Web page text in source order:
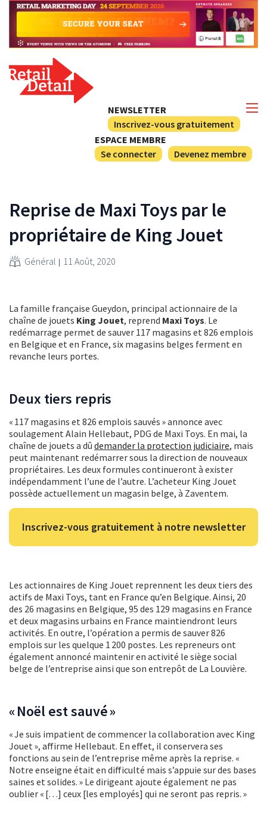
NEWSLETTER
Inscrivez-vous gratuitement
ESPACE MEMBRE
Se connecter
Devenez membre
Reprise de Maxi Toys par le
propriétaire de King Jouet
Général 11 Août, 2020
La famille française Gueydon, principal actionnaire de la
chaîne de jouets King Jouet, reprend Maxi Toys. Le
redémarrage permet de sauver 117 magasins et 826 emplois
en Belgique et en France, six magasins belges ferment en
revanche leurs portes.
Deux tiers repris
« 117 magasins et 826 emplois sauvés » annonce avec
soulagement Alain Hellebaut, PDG de Maxi Toys. En mai, la
chaîne de jouets a dû demander la protection judiciaire, mais
peut maintenant redémarrer sous la direction de nouveaux
propriétaires. Les deux formules continueront à exister
indépendamment l’une de l’autre. L’acheteur King Jouet
possède actuellement un magasin belge, à Zaventem.
Inscrivez-vous gratuitement à notre newsletter
Les actionnaires de King Jouet reprennent les deux tiers des
actifs de Maxi Toys, tant en France qu’en Belgique. Ainsi, 20
des 26 magasins en Belgique, 95 des 129 magasins en France
et deux magasins urbains en France maintiendront leurs
activités. En outre, l’opération a permis de sauver 826
emplois sur les quelque 1 200 postes. Les repreneurs ont
également annoncé maintenir en activité le siège social
belge de l’entreprise ainsi que son entrepôt de La Louvière.
« Noël est sauvé »
« Je suis impatient de commencer la collaboration avec King
Jouet », affirme Hellebaut. En effet, il conservera ses
fonctions au sein de l’entreprise même après la reprise. «
Notre enseigne était en difficulté mais s’appuie sur des bases
saines et solides. » Le dirigeant ajoute également ne pas
oublier « […] ceux [les employés] qui ne seront pas repris. »